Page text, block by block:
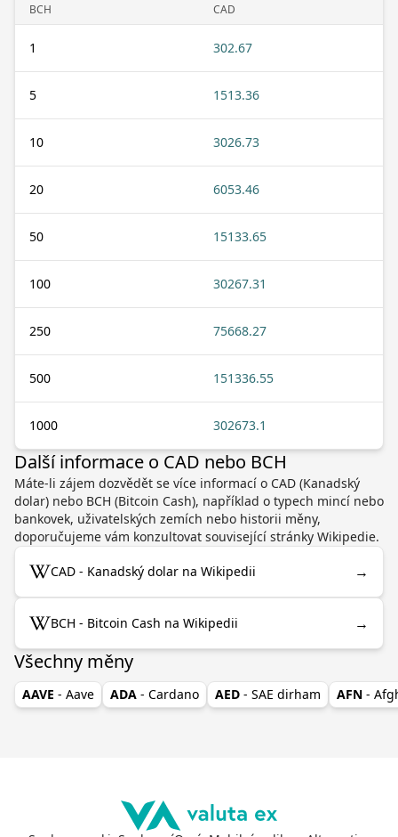
BCH CAD
1 302.67
5 1513.36
10 3026.73
20 6053.46
50 15133.65
100 30267.31
250 75668.27
500 151336.55
1000 302673.1
Další informace o CAD nebo BCH
Máte-li zájem dozvědět se více informací o CAD (Kanadský
dolar) nebo BCH (Bitcoin Cash), například o typech mincí nebo
bankovek, uživatelských zemích nebo historii měny,
doporučujeme vám konzultovat související stránky Wikipedie.
CAD - Kanadský dolar na Wikipedii →
BCH - Bitcoin Cash na Wikipedii →
Všechny měny
AAVE - Aave ADA - Cardano AED - SAE dirham AFN -